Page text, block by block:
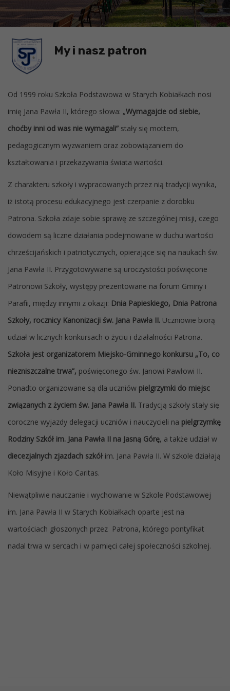
My i nasz patron
Od 1999 roku Szkoła Podstawowa w Starych Kobiałkach nosi
imię Jana Pawła II, którego słowa: „Wymagajcie od siebie,
choćby inni od was nie wymagali” stały się mottem,
pedagogicznym wyzwaniem oraz zobowiązaniem do
kształtowania i przekazywania świata wartości.
Z charakteru szkoły i wypracowanych przez nią tradycji wynika,
iż istotą procesu edukacyjnego jest czerpanie z dorobku
Patrona. Szkoła zdaje sobie sprawę ze szczególnej misji, czego
dowodem są liczne działania podejmowane w duchu wartości
chrześcijańskich i patriotycznych, opierające się na naukach św.
Jana Pawła II. Przygotowywane są uroczystości poświęcone
Patronowi Szkoły, występy prezentowane na forum Gminy i
Parafii, między innymi z okazji: Dnia Papieskiego, Dnia Patrona
Szkoły, rocznicy Kanonizacji św. Jana Pawła II. Uczniowie biorą
udział w licznych konkursach o życiu i działalności Patrona.
Szkoła jest organizatorem Miejsko-Gminnego konkursu „To, co
niezniszczalne trwa”, poświęconego św. Janowi Pawłowi II.
Ponadto organizowane są dla uczniów pielgrzymki do miejsc
związanych z życiem św. Jana Pawła II. Tradycją szkoły stały się
coroczne wyjazdy delegacji uczniów i nauczycieli na pielgrzymkę
Rodziny Szkół im. Jana Pawła II na Jasną Górę, a także udział w
diecezjalnych zjazdach szkół im. Jana Pawła II. W szkole działają
Koło Misyjne i Koło Caritas.
Niewątpliwie nauczanie i wychowanie w Szkole Podstawowej
im. Jana Pawła II w Starych Kobiałkach oparte jest na
wartościach głoszonych przez Patrona, którego pontyfikat
nadal trwa w sercach i w pamięci całej społeczności szkolnej.